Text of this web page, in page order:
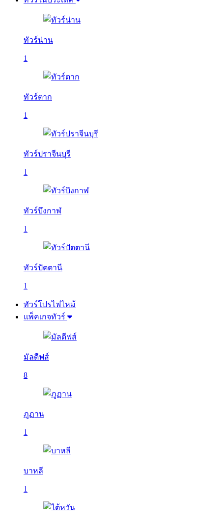
ทัวร์น่าน
1
ทัวร์ตาก
1
ทัวร์ปราจีนบุรี
1
ทัวร์บึงกาฬ
1
ทัวร์ปัตตานี
1
ทัวร์โปรไฟไหม้
แพ็คเกจทัวร์
มัลดีฟส์
8
ภูฏาน
1
บาหลี
1